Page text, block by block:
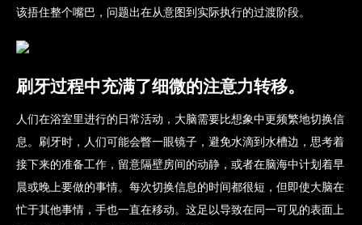
该捂住整个嘴巴，问题出在从意图到实际执行的过渡阶段。
刷牙过程中充满了细微的注意力转移。
人们在浴室里进行的日常活动，大脑需要比想象中更频繁地切换信
息。刷牙时，人们可能会瞥一眼镜子，避免水滴到水槽边，思考着
接下来的准备工作，留意隔壁房间的动静，或者在脑海中计划着早
晨或晚上要做的事情。每次切换信息的时间都很短，但即使大脑在
忙于其他事情，手也一直在移动。这足以导致在同一可见的表面上